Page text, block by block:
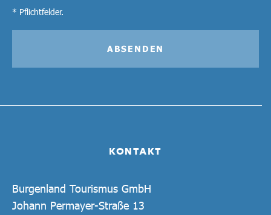
KONTAKT
Burgenland Tourismus GmbH
Johann Permayer-Straße 13
* Pflichtfelder.
ABSENDEN